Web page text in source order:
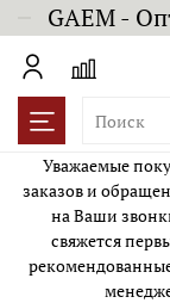
GAEM -
Уважаемые
заказов и
на Ваши
свяжется